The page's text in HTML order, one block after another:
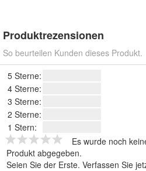
Produktrezensionen
So beurteilen Kunden dieses Produkt.
5 Sterne:
4 Sterne:
3 Sterne:
2 Sterne:
1 Stern:
Es wurde noch
Produkt abgegeben.
Seien Sie der Erste. Verfassen Sie